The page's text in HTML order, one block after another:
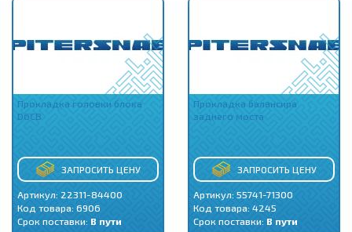
Прокладка головки блока
D6CB
ЗАПРОСИТЬ ЦЕНУ
Артикул: 22311-84400
Код товара: 6906
Срок поставки: В пути
Прокладка балансира
заднего моста
ЗАПРОСИТЬ ЦЕНУ
Артикул: 55741-71300
Код товара: 4245
Срок поставки: В пути